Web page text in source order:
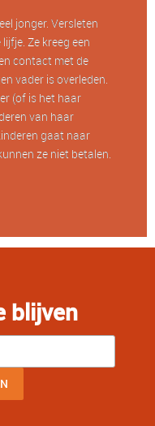
jonger. Versleten
Ze kreeg een
contact met de
vader is overleden.
(of is het haar
van haar
gaat naar
ze niet betalen.
blijven